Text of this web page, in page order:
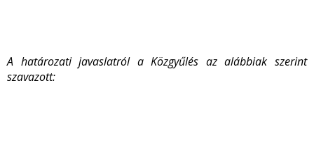
A határozati javaslatról a Közgyűlés az alábbiak szerint
szavazott: